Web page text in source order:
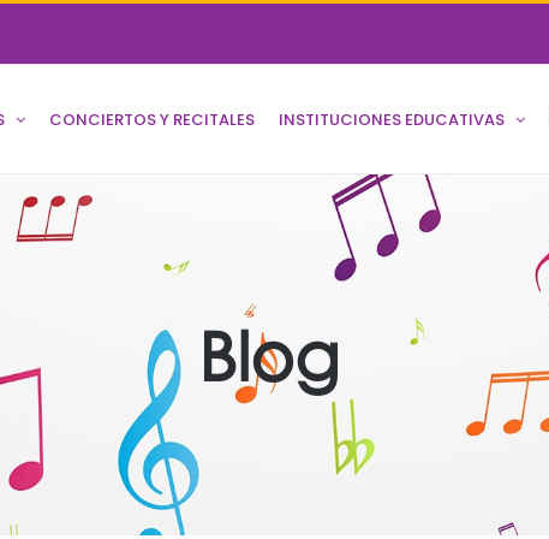
CONCIERTOS Y RECITALES INSTITUCIONES EDUCATIVAS
Blog